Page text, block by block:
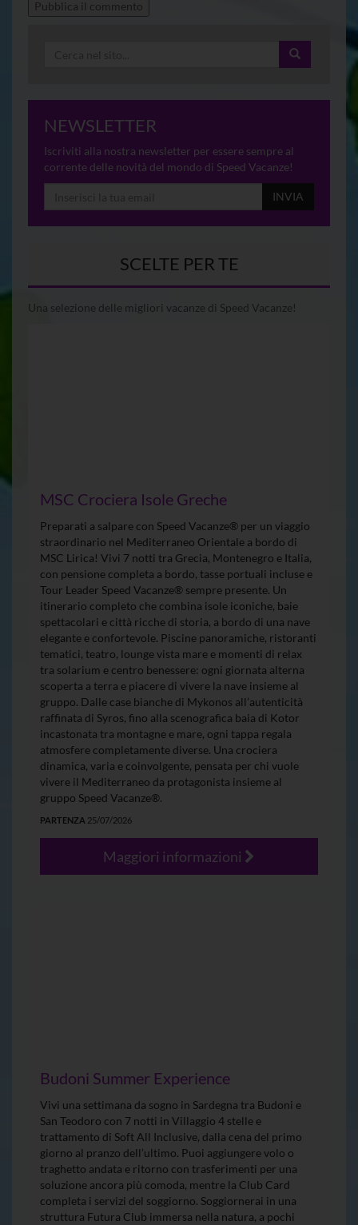
NEWSLETTER
Iscriviti alla nostra newsletter per essere sempre al
corrente delle novità del mondo di Speed Vacanze!
INVIA
SCELTE PER TE
Una selezione delle migliori vacanze di Speed Vacanze!
MSC Crociera Isole Greche
Preparati a salpare con Speed Vacanze® per un viaggio
straordinario nel Mediterraneo Orientale a bordo di
MSC Lirica! Vivi 7 notti tra Grecia, Montenegro e Italia,
con pensione completa a bordo, tasse portuali incluse e
Tour Leader Speed Vacanze® sempre presente. Un
itinerario completo che combina isole iconiche, baie
spettacolari e città ricche di storia, a bordo di una nave
elegante e confortevole. Piscine panoramiche, ristoranti
tematici, teatro, lounge vista mare e momenti di relax
tra solarium e centro benessere: ogni giornata alterna
scoperta a terra e piacere di vivere la nave insieme al
gruppo. Dalle case bianche di Mykonos all’autenticità
raffinata di Syros, fino alla scenografica baia di Kotor
incastonata tra montagne e mare, ogni tappa regala
atmosfere completamente diverse. Una crociera
dinamica, varia e coinvolgente, pensata per chi vuole
vivere il Mediterraneo da protagonista insieme al
gruppo Speed Vacanze®.
PARTENZA 25/07/2026
Maggiori informazioni
Budoni Summer Experience
Vivi una settimana da sogno in Sardegna tra Budoni e
San Teodoro con 7 notti in Villaggio 4 stelle e
trattamento di Soft All Inclusive, dalla cena del primo
giorno al pranzo dell’ultimo. Puoi aggiungere volo o
traghetto andata e ritorno con trasferimenti per una
soluzione ancora più comoda, mentre la Club Card
completa i servizi del soggiorno. Soggiornerai in una
struttura Futura Club immersa nella natura, a pochi